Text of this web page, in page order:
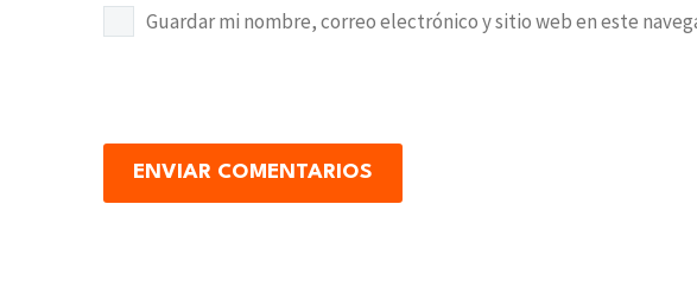
Guardar mi nombre, correo electrónico y sitio web en este
ENVIAR COMENTARIOS